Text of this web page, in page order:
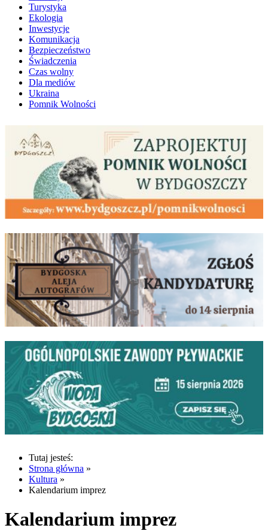
Turystyka
Ekologia
Inwestycje
Komunikacja
Bezpieczeństwo
Świadczenia
Czas wolny
Dla mediów
Ukraina
Pomnik Wolności
Tutaj jesteś:
Strona główna »
Kultura »
Kalendarium imprez
Kalendarium imprez